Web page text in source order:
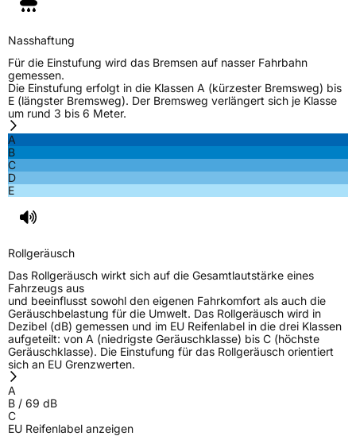
Nasshaftung
Für die Einstufung wird das Bremsen auf nasser Fahrbahn
gemessen.
Die Einstufung erfolgt in die Klassen A (kürzester Bremsweg) bis
E (längster Bremsweg). Der Bremsweg verlängert sich je Klasse
um rund 3 bis 6 Meter.
A
B
C
D
E
Rollgeräusch
Das Rollgeräusch wirkt sich auf die Gesamtlautstärke eines
Fahrzeugs aus
und beeinflusst sowohl den eigenen Fahrkomfort als auch die
Geräuschbelastung für die Umwelt. Das Rollgeräusch wird in
Dezibel (dB) gemessen und im EU Reifenlabel in die drei Klassen
aufgeteilt: von A (niedrigste Geräuschklasse) bis C (höchste
Geräuschklasse). Die Einstufung für das Rollgeräusch orientiert
sich an EU Grenzwerten.
A
B / 69 dB
C
EU Reifenlabel anzeigen